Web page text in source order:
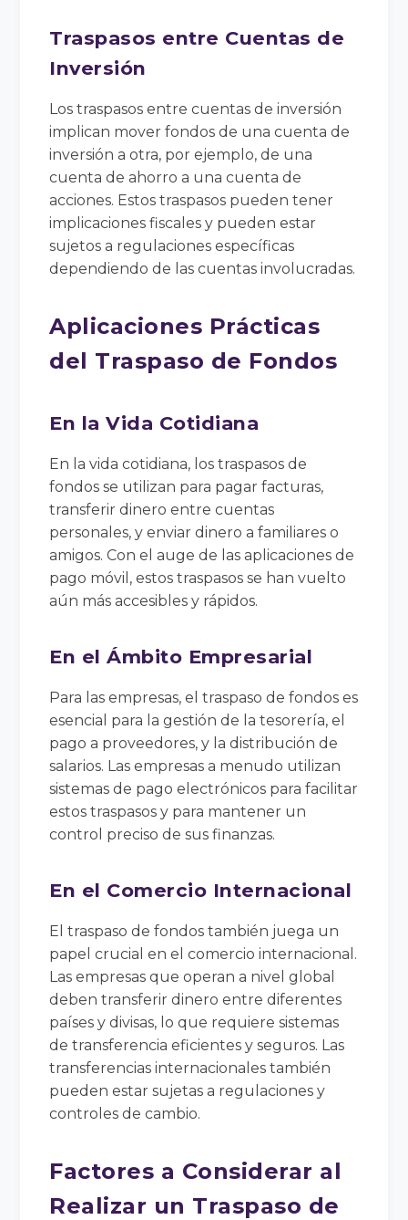
Traspasos entre Cuentas de
Inversión
Los traspasos entre cuentas de inversión
implican mover fondos de una cuenta de
inversión a otra, por ejemplo, de una
cuenta de ahorro a una cuenta de
acciones. Estos traspasos pueden tener
implicaciones fiscales y pueden estar
sujetos a regulaciones específicas
dependiendo de las cuentas involucradas.
Aplicaciones Prácticas
del Traspaso de Fondos
En la Vida Cotidiana
En la vida cotidiana, los traspasos de
fondos se utilizan para pagar facturas,
transferir dinero entre cuentas
personales, y enviar dinero a familiares o
amigos. Con el auge de las aplicaciones de
pago móvil, estos traspasos se han vuelto
aún más accesibles y rápidos.
En el Ámbito Empresarial
Para las empresas, el traspaso de fondos es
esencial para la gestión de la tesorería, el
pago a proveedores, y la distribución de
salarios. Las empresas a menudo utilizan
sistemas de pago electrónicos para facilitar
estos traspasos y para mantener un
control preciso de sus finanzas.
En el Comercio Internacional
El traspaso de fondos también juega un
papel crucial en el comercio internacional.
Las empresas que operan a nivel global
deben transferir dinero entre diferentes
países y divisas, lo que requiere sistemas
de transferencia eficientes y seguros. Las
transferencias internacionales también
pueden estar sujetas a regulaciones y
controles de cambio.
Factores a Considerar al
Realizar un Traspaso de